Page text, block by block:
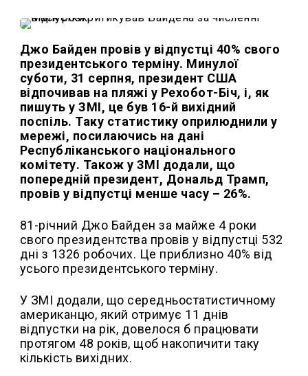
Джо Байден провів у відпустці 40% свого
президентського терміну. Минулої
суботи, 31 серпня, президент США
відпочивав на пляжі у Рехобот-Біч, і, як
пишуть у ЗМІ, це був 16-й вихідний
поспіль. Таку статистику оприлюднили у
мережі, посилаючись на дані
Республіканського національного
комітету. Також у ЗМІ додали, що
попередній президент, Дональд Трамп,
провів у відпустці менше часу – 26%.
81-річний Джо Байден за майже 4 роки
свого президентства провів у відпустці 532
дні з 1326 робочих. Це приблизно 40% від
усього президентського терміну.
У ЗМІ додали, що середньостатистичному
американцю, який отримує 11 днів
відпустки на рік, довелося б працювати
протягом 48 років, щоб накопичити таку
кількість вихідних.